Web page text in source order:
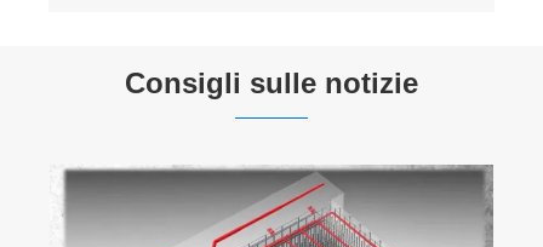
Consigli sulle notizie